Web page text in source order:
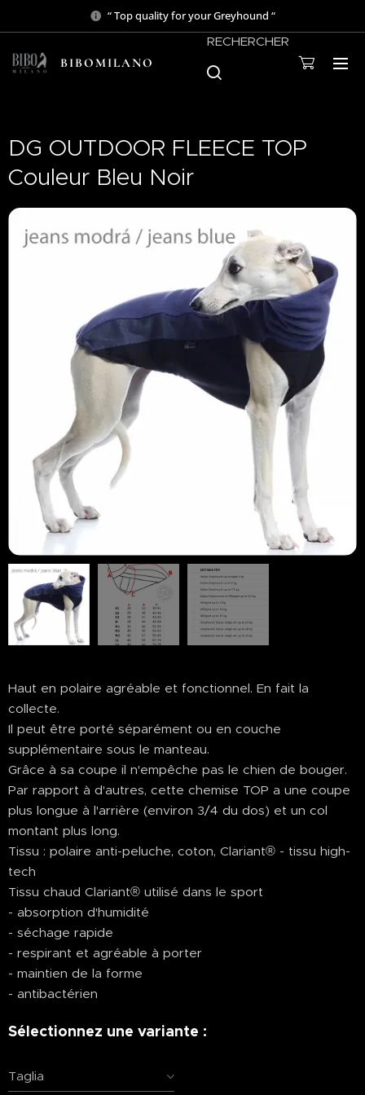
“ Top quality for your Greyhound “
BIBOMILANO
RECHERCHER
DG OUTDOOR FLEECE TOP
Couleur Bleu Noir
Haut en polaire agréable et fonctionnel. En fait la
collecte.
Il peut être porté séparément ou en couche
supplémentaire sous le manteau.
Grâce à sa coupe il n'empêche pas le chien de bouger.
Par rapport à d'autres, cette chemise TOP a une coupe
plus longue à l'arrière (environ 3/4 du dos) et un col
montant plus long.
Tissu : polaire anti-peluche, coton, Clariant® - tissu high-
tech
Tissu chaud Clariant® utilisé dans le sport
- absorption d'humidité
- séchage rapide
- respirant et agréable à porter
- maintien de la forme
- antibactérien
Sélectionnez une variante :
Taglia